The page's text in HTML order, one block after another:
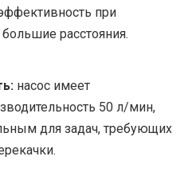
при
расстояния.
насос имеет
50 л/мин,
для задач, требующих